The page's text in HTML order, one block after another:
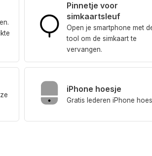
Pinnetje voor
simkaartsleuf
Open je smartphone met
tool om de simkaart te
vervangen.
iPhone hoesje
Gratis lederen iPhone